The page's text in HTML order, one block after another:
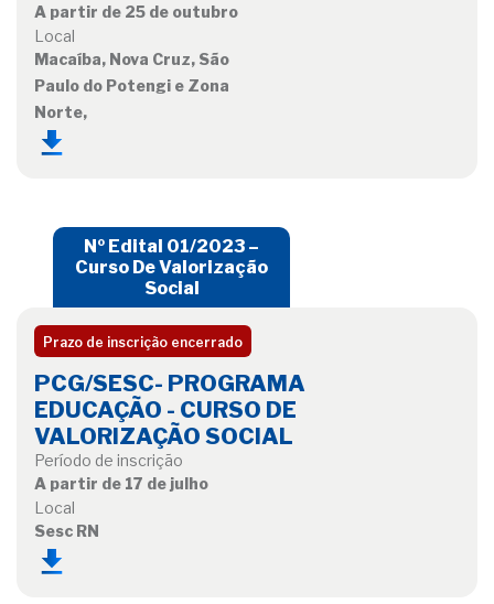
A partir de 25 de outubro
Local
Macaíba, Nova Cruz, São
Paulo do Potengi e Zona
Norte,
Nº Edital 01/2023 –
Curso De Valorização
Social
Prazo de inscrição encerrado
PCG/SESC- PROGRAMA
EDUCAÇÃO - CURSO DE
VALORIZAÇÃO SOCIAL
Período de inscrição
A partir de 17 de julho
Local
Sesc RN